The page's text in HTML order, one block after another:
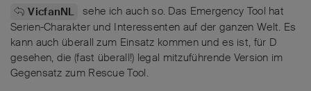
VicfanNL
sehe ich auch so. Das Emergency Tool hat
Serien-Charakter und Interessenten auf der ganzen Welt. Es
kann auch überall zum Einsatz kommen und es ist, für D
gesehen, die (fast überall!) legal mitzuführende Version im
Gegensatz zum Rescue Tool.